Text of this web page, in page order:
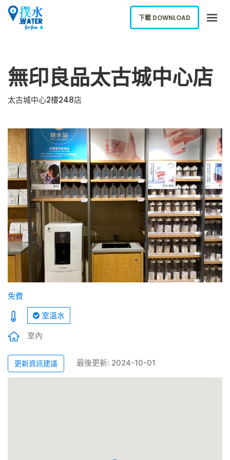
下載應用
ENGLISH
下載 DOWNLOAD
無印良品太古城中心店
太古城中心2樓248店
免費
室溫水
室內
更新資訊建議 最後更新: 2024-10-01
下載 DOWNLOAD